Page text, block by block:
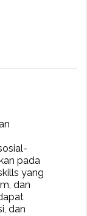
pada
yang
dan
dan